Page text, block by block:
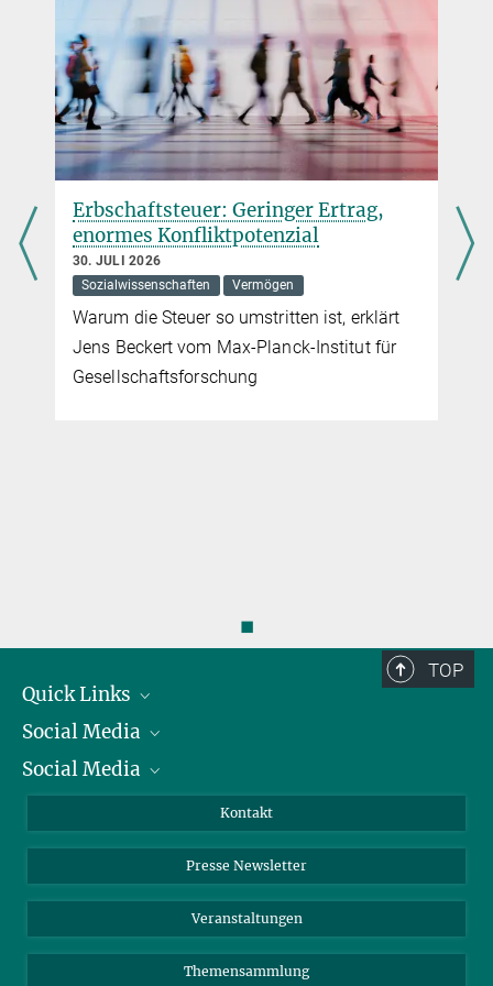
challenges and future directions.
Technovation
, 131, Article 102953.
Source
DOI
Erbschaftsteuer: Geringer Ertrag,
enormes Konfliktpotenzial
30. JULI 2026
Sozialwissenschaften
Vermögen
Warum die Steuer so umstritten ist, erklärt
Jens Beckert vom Max-Planck-Institut für
Gesellschaftsforschung
◼
TOP
Quick Links
Präsident
Zahlen und Fakten
Social Media
Bluesky
TikTok
Social Media
Instagram
YouTube
Kontakt
Presse Newsletter
Veranstaltungen
Themensammlung